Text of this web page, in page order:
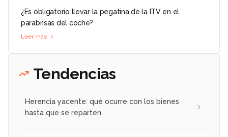
¿Es obligatorio llevar la pegatina de la ITV en el
parabrisas del coche?
Leer más
Tendencias
Herencia yacente: qué ocurre con los bienes
hasta que se reparten